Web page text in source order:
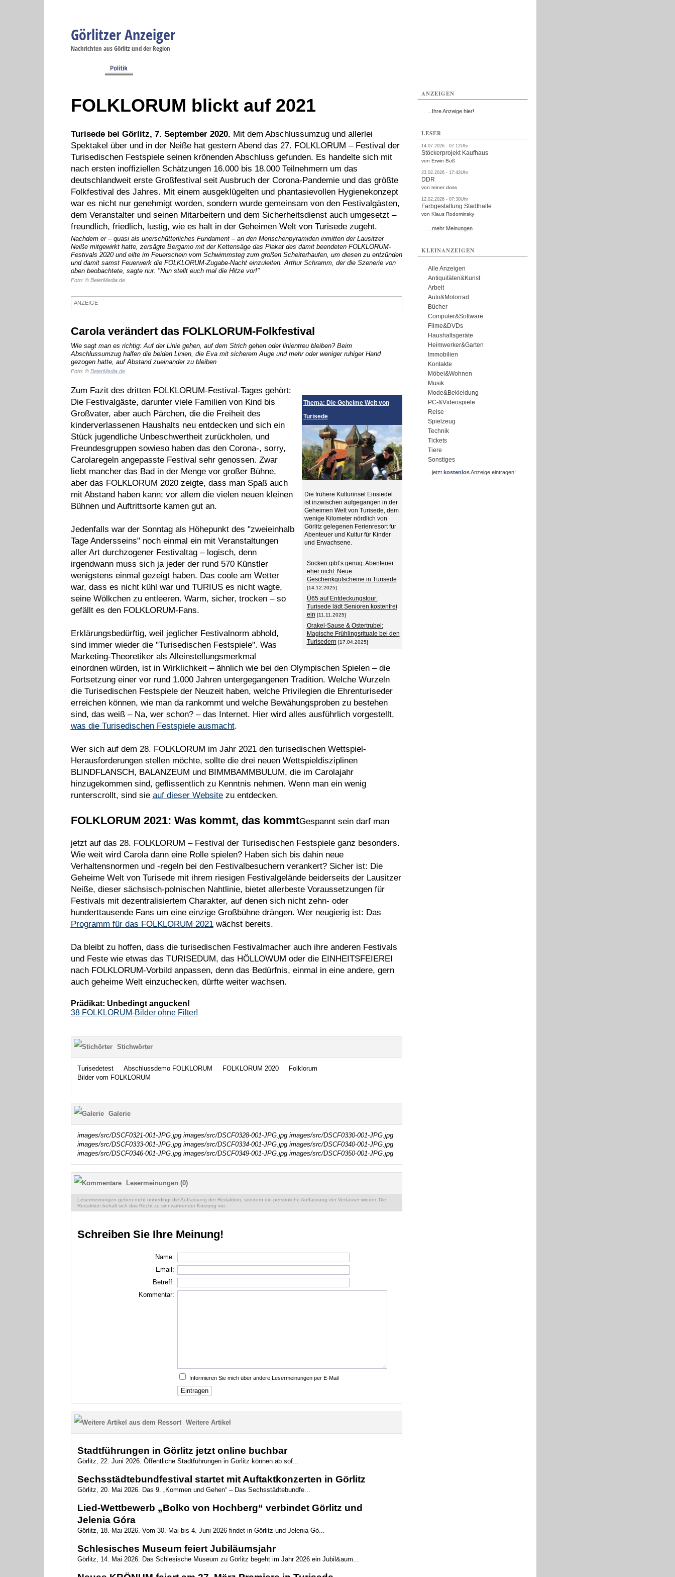
Görlitzer Anzeiger
Nachrichten aus Görlitz und der Region
FOLKLORUM blickt auf 2021
Turisede bei Görlitz, 7. September 2020. Mit dem Abschlussumzug und allerlei
Spektakel über und in der Neiße hat gestern Abend das 27. FOLKLORUM – Festival der
Turisedischen Festspiele seinen krönenden Abschluss gefunden. Es handelte sich mit
nach ersten inoffiziellen Schätzungen 16.000 bis 18.000 Teilnehmern um das
deutschlandweit erste Großfestival seit Ausbruch der Corona-Pandemie und das größte
Folkfestival des Jahres. Mit einem ausgeklügelten und phantasievollen Hygienekonzept
war es nicht nur genehmigt worden, sondern wurde gemeinsam von den Festivalgästen,
dem Veranstalter und seinen Mitarbeitern und dem Sicherheitsdienst auch umgesetzt –
freundlich, friedlich, lustig, wie es halt in der Geheimen Welt von Turisede zugeht.
Nachdem er – quasi als unerschütterliches Fundament – an den Menschenpyramiden inmitten der Lausitzer
Neiße mitgewirkt hatte, zersägte Bergamo mit der Kettensäge das Plakat des damit beendeten FOLKLORUM-
Festivals 2020 und eilte im Feuerschein vom Schwimmsteg zum großen Scheiterhaufen, um diesen zu entzünden
und damit samst Feuerwerk die FOLKLORUM-Zugabe-Nacht einzuleiten. Arthur Schramm, der die Szenerie von
oben beobachtete, sagte nur: "Nun stellt euch mal die Hitze vor!"
Foto: © BeierMedia.de
ANZEIGE
Carola verändert das FOLKLORUM-Folkfestival
Wie sagt man es richtig: Auf der Linie gehen, auf dem Strich gehen oder linientreu bleiben? Beim
Abschlussumzug halfen die beiden Linien, die Eva mit sicherem Auge und mehr oder weniger ruhiger Hand
gezogen hatte, auf Abstand zueinander zu bleiben
Foto: © BeierMedia.de
Thema: Die Geheime Welt von
Turisede
Die frühere Kulturinsel Einsiedel
ist inzwischen aufgegangen in der
Geheimen Welt von Turisede, dem
wenige Kilometer nördlich von
Görlitz gelegenen Ferienresort für
Abenteuer und Kultur für Kinder
und Erwachsene.
Socken gibt’s genug. Abenteuer
eher nicht: Neue
Geschenkgutscheine in Turisede
[14.12.2025]
Ü65 auf Entdeckungstour:
Turisede lädt Senioren kostenfrei
ein [11.11.2025]
Orakel-Sause & Ostertrubel:
Magische Frühlingsrituale bei den
Turisedern [17.04.2025]
Zum Fazit des dritten FOLKLORUM-Festival-Tages gehört:
Die Festivalgäste, darunter viele Familien von Kind bis
Großvater, aber auch Pärchen, die die Freiheit des
kinderverlassenen Haushalts neu entdecken und sich ein
Stück jugendliche Unbeschwertheit zurückholen, und
Freundesgruppen sowieso haben das den Corona-, sorry,
Carolaregeln angepasste Festival sehr genossen. Zwar
liebt mancher das Bad in der Menge vor großer Bühne,
aber das FOLKLORUM 2020 zeigte, dass man Spaß auch
mit Abstand haben kann; vor allem die vielen neuen kleinen
Bühnen und Auftrittsorte kamen gut an.
Jedenfalls war der Sonntag als Höhepunkt des "zweieinhalb
Tage Andersseins" noch einmal ein mit Veranstaltungen
aller Art durchzogener Festivaltag – logisch, denn
irgendwann muss sich ja jeder der rund 570 Künstler
wenigstens einmal gezeigt haben. Das coole am Wetter
war, dass es nicht kühl war und TURIUS es nicht wagte,
seine Wölkchen zu entleeren. Warm, sicher, trocken – so
gefällt es den FOLKLORUM-Fans.
Erklärungsbedürftig, weil jeglicher Festivalnorm abhold,
sind immer wieder die "Turisedischen Festspiele". Was
Marketing-Theoretiker als Alleinstellungsmerkmal
einordnen würden, ist in Wirklichkeit – ähnlich wie bei den Olympischen Spielen – die
Fortsetzung einer vor rund 1.000 Jahren untergegangenen Tradition. Welche Wurzeln
die Turisedischen Festspiele der Neuzeit haben, welche Privilegien die Ehrenturiseder
erreichen können, wie man da rankommt und welche Bewähungsproben zu bestehen
sind, das weiß – Na, wer schon? – das Internet. Hier wird alles ausführlich vorgestellt,
was die Turisedischen Festspiele ausmacht.
Wer sich auf dem 28. FOLKLORUM im Jahr 2021 den turisedischen Wettspiel-
Herausforderungen stellen möchte, sollte die drei neuen Wettspieldisziplinen
BLINDFLANSCH, BALANZEUM und BIMMBAMMBULUM, die im Carolajahr
hinzugekommen sind, geflissentlich zu Kenntnis nehmen. Wenn man ein wenig
runterscrollt, sind sie auf dieser Websitezu entdecken.
FOLKLORUM 2021: Was kommt, das kommtGespannt sein darf man
jetzt auf das 28. FOLKLORUM – Festival der Turisedischen Festspiele ganz besonders.
Wie weit wird Carola dann eine Rolle spielen? Haben sich bis dahin neue
Verhaltensnormen und -regeln bei den Festivalbesuchern verankert? Sicher ist: Die
Geheime Welt von Turisede mit ihrem riesigen Festivalgelände beiderseits der Lausitzer
Neiße, dieser sächsisch-polnischen Nahtlinie, bietet allerbeste Voraussetzungen für
Festivals mit dezentralisiertem Charakter, auf denen sich nicht zehn- oder
hunderttausende Fans um eine einzige Großbühne drängen. Wer neugierig ist: Das
Programm für das FOLKLORUM 2021wächst bereits.
Da bleibt zu hoffen, dass die turisedischen Festivalmacher auch ihre anderen Festivals
und Feste wie etwas das TURISEDUM, das HÖLLOWUM oder die EINHEITSFEIEREI
nach FOLKLORUM-Vorbild anpassen, denn das Bedürfnis, einmal in eine andere, gern
auch geheime Welt einzuchecken, dürfte weiter wachsen.
Prädikat: Unbedingt angucken!
38 FOLKLORUM-Bilder ohne Filter!
Stichwörter
Turisedetest Abschlussdemo FOLKLORUM FOLKLORUM 2020
Folklorum
Bilder vom FOLKLORUM
Galerie
images/src/DSCF0321-001-JPG.jpg images/src/DSCF0328-001-JPG.jpg images/src/DSCF0330-001-JPG.jpg
images/src/DSCF0333-001-JPG.jpg images/src/DSCF0334-001-JPG.jpg images/src/DSCF0340-001-JPG.jpg
images/src/DSCF0346-001-JPG.jpg images/src/DSCF0349-001-JPG.jpg images/src/DSCF0350-001-JPG.jpg
Lesermeinungen (0)
Lesermeinungen geben nicht unbedingt die Auffassung der Redaktion, sondern die persönliche Auffassung der Verfasser wieder. Die
Redaktion behält sich das Recht zu sinnwahrender Kürzung vor.
Schreiben Sie Ihre Meinung!
Name:
Email:
Betreff:
Kommentar:
Informieren Sie mich über andere Lesermeinungen per E-Mail
Weitere Artikel
Stadtführungen in Görlitz jetzt online buchbar
Görlitz, 22. Juni 2026. Öffentliche Stadtführungen in Görlitz können ab sof...
Sechsstädtebundfestival startet mit Auftaktkonzerten in Görlitz
Görlitz, 20. Mai 2026. Das 9. „Kommen und Gehen“ – Das Sechsstädtebundfe...
Lied-Wettbewerb „Bolko von Hochberg“ verbindet Görlitz und
Jelenia Góra
Görlitz, 18. Mai 2026. Vom 30. Mai bis 4. Juni 2026 findet in Görlitz und Jelenia Gó...
Schlesisches Museum feiert Jubiläumsjahr
Görlitz, 14. Mai 2026. Das Schlesische Museum zu Görlitz begeht im Jahr 2026 ein Jubil&aum...
ANZEIGEN
...Ihre Anzeige hier!
LESER
14.07.2026 - 07:12Uhr
Stöckerprojekt Kaufhaus
von Erwin Buß
23.02.2026 - 17:42Uhr
DDR
von reiner doss
12.02.2026 - 07:30Uhr
Farbgestaltung Stadthalle
von Klaus Rodominsky
...mehr Meinungen
KLEINANZEIGEN
Alle Anzeigen
Antiquitäten&Kunst
Arbeit
Auto&Motorrad
Bücher
Computer&Software
Filme&DVDs
Haushaltsgeräte
Heimwerker&Garten
Immobilien
Kontakte
Möbel&Wohnen
Musik
Mode&Bekleidung
PC-&Videospiele
Reise
Spielzeug
Technik
Tickets
Tiere
Sonstiges
...jetzt kostenlosAnzeige eintragen!